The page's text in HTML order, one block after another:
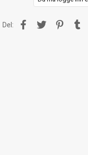
Del: Facebook
Twitter